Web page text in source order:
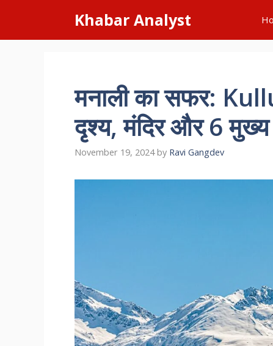
content
Khabar Analyst
मनाली का सफर:
दृश्य, मंदिर और 6 मुख्य
November 19, 2024 by Ravi Gangdev